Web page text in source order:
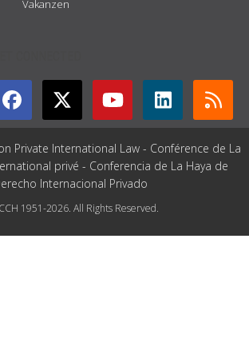
Vakanzen
Private International Law - Conférence de La
privé - Conferencia de La Haya de
Internacional Privado
1951-2026. All Rights Reserved.